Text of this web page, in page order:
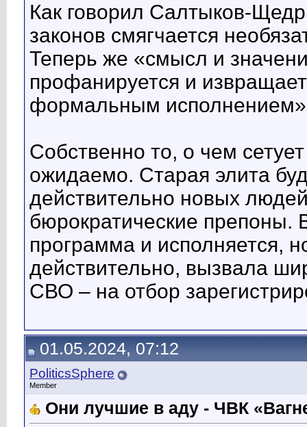
Как говорил Салтыков-
законов смягчается
Теперь же «смысл и
профанируется и
формальным
Собственно то, о чем
ожидаемо. Старая элита
действительно новых
бюрократические препоны.
программа и исполняется,
действительно, вызвала
СВО – на отбор
01.05.2024, 07:12
PoliticsSphere
Member
Они лучшие в аду - ЧВК